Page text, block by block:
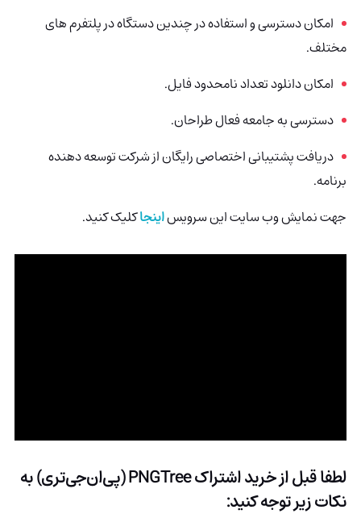
امکان دسترسی و استفاده در چندین دستگاه در پلتفرم های
مختلف.
امکان دانلود تعداد نامحدود فایل.
دسترسی به جامعه فعال طراحان.
دریافت پشتیبانی اختصاصی رایگان از شرکت توسعه دهنده
برنامه.
جهت نمایش وب سایت این سرویساینجاکلیک کنید.
لطفا قبل از خرید اشتراکPNGTree (پی‌ان‌جی‌تری)
به
نکات زیر توجه کنید: